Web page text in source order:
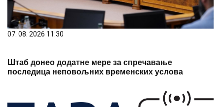
07. 08. 2026 11:30
Штаб донео додатне мере за спречавање
последица неповољних временских услова